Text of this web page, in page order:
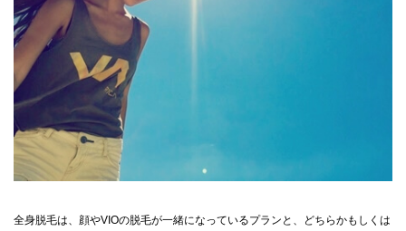
全身脱毛は、顔やVIOの脱毛が一緒になっているプランと、どちらかもしくは